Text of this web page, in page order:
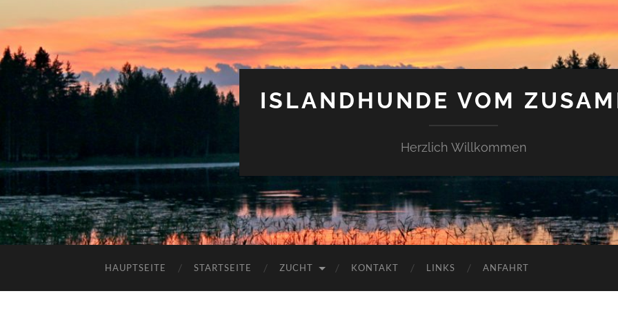
ISLANDHUNDE VOM
Herzlich Willkommen
HAUPTSEITE STARTSEITE ZUCHT KONTAKT LINKS ANFAHRT